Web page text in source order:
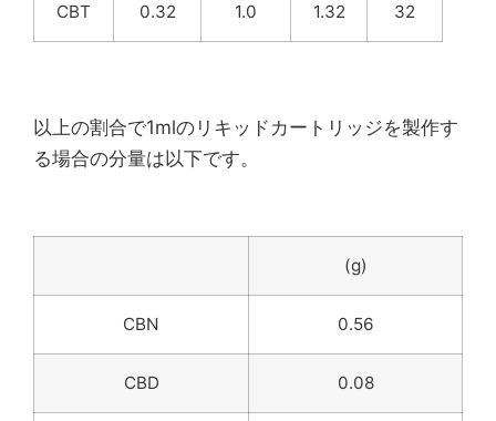
CBT 0.32 1.0 1.32 32
以上の割合で1mlのリキッドカートリッジを製作す
る場合の分量は以下です。
(g)
CBN 0.56
CBD 0.08